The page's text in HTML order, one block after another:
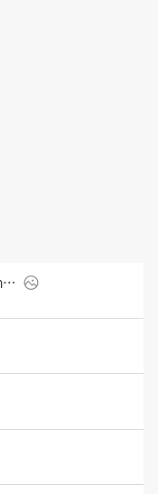
아우디 A6 Sportback e-tron performance [UK] (2025)